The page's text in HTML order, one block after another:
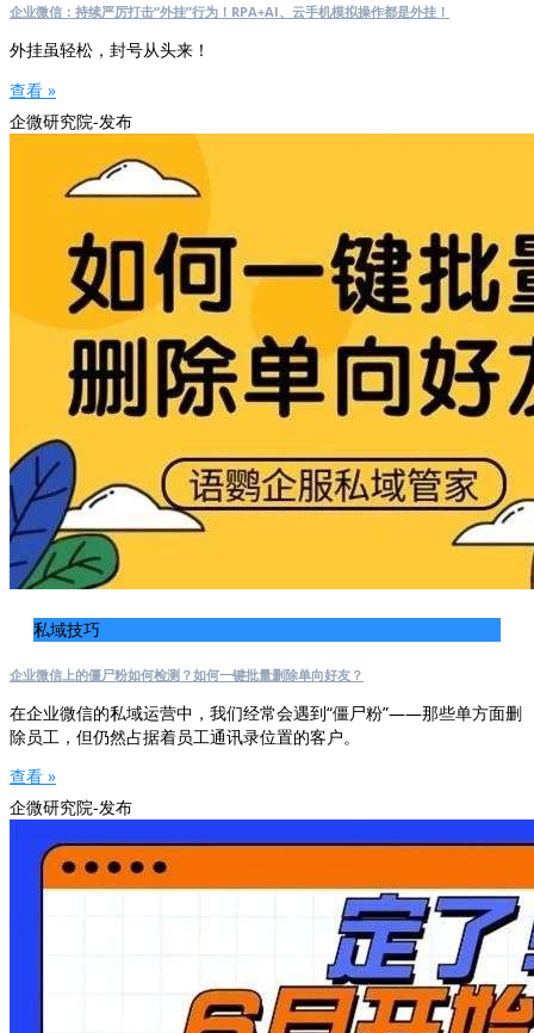
企业微信：持续严厉打击“外挂”行为！RPA+AI、云手机模拟操作都是外挂！
外挂虽轻松，封号从头来！
查看 »
企微研究院-发布
私域技巧
企业微信上的僵尸粉如何检测？如何一键批量删除单向好友？
在企业微信的私域运营中，我们经常会遇到“僵尸粉”——那些单方面删
除员工，但仍然占据着员工通讯录位置的客户。
查看 »
企微研究院-发布